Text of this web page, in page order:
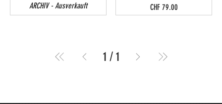
ARCHIV - Ausverkauft
Preis
CHF 79.00
1 / 1